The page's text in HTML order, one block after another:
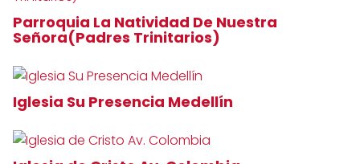
Parroquia La Natividad De Nuestra
Señora(Padres Trinitarios)
Iglesia Su Presencia Medellín